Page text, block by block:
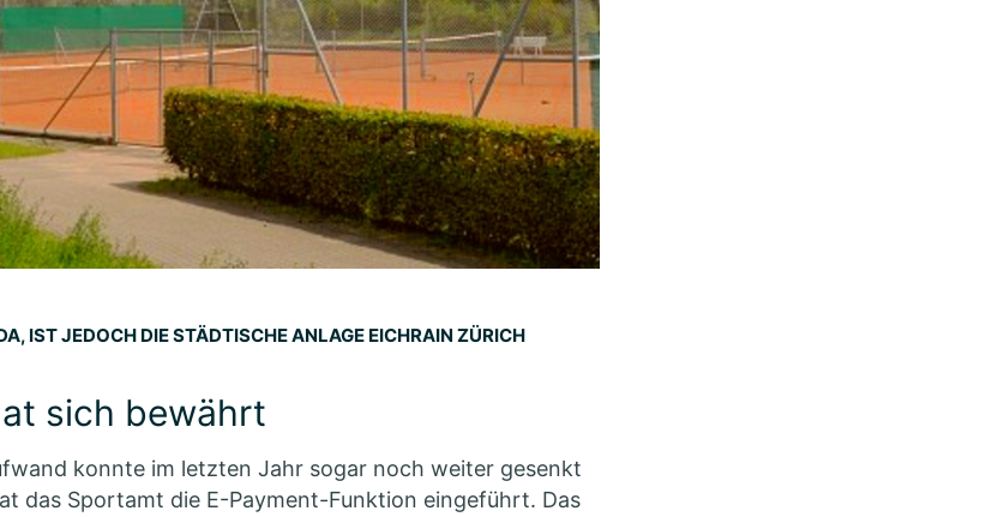
IST JEDOCH DIE STÄDTISCHE ANLAGE EICHRAIN ZÜRICH
sich bewährt
konnte im letzten Jahr sogar noch weiter gesenkt
das Sportamt die E-Payment-Funktion eingeführt. Das